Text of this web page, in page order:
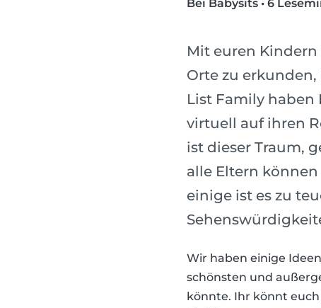
Bei Babysits • 6
Mit euren
Orte zu
List Family
virtuell auf ihren
ist dieser Traum,
alle Eltern
einige ist es zu
Wir haben einige
schönsten und
könnte. Ihr könnt euch